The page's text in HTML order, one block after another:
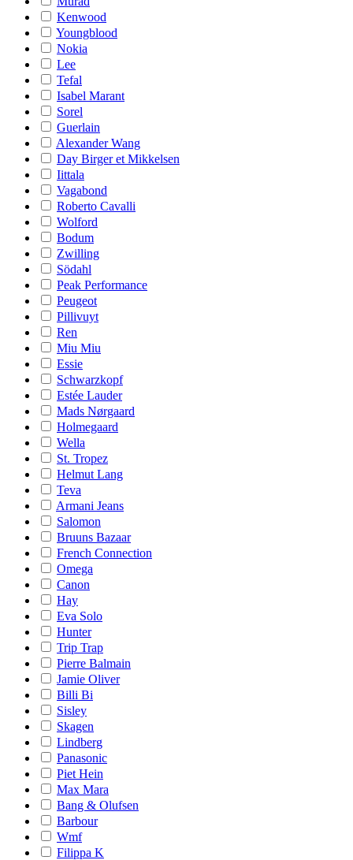
Kenwood
Youngblood
Nokia
Lee
Tefal
Isabel Marant
Sorel
Guerlain
Alexander Wang
Day Birger et Mikkelsen
Iittala
Vagabond
Roberto Cavalli
Wolford
Bodum
Zwilling
Södahl
Peak Performance
Peugeot
Pillivuyt
Ren
Miu Miu
Essie
Schwarzkopf
Estée Lauder
Mads Nørgaard
Holmegaard
Wella
St. Tropez
Helmut Lang
Teva
Armani Jeans
Salomon
Bruuns Bazaar
French Connection
Omega
Canon
Hay
Eva Solo
Hunter
Trip Trap
Pierre Balmain
Jamie Oliver
Billi Bi
Sisley
Skagen
Lindberg
Panasonic
Piet Hein
Max Mara
Bang & Olufsen
Barbour
Wmf
Filippa K